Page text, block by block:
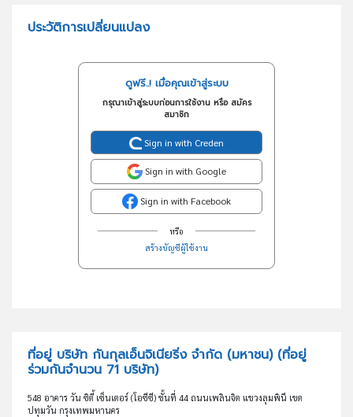
ประวัติการเปลี่ยนแปลง
ดูฟรี..! เมื่อคุณเข้าสู่ระบบ
กรุณาเข้าสู่ระบบก่อนการใช้งาน หรือ สมัคร
สมาชิก
Sign in with Creden
Sign in with Google
Sign in with Facebook
หรือ
สร้างบัญชีผู้ใช้งาน
ที่อยู่ บริษัท กันกุลเอ็นจิเนียริ่ง จำกัด (มหาชน) (ที่อยู่
ร่วมกันจำนวน 71 บริษัท)
548 อาคาร วัน ซิตี้ เซ็นเตอร์ (โอซีซี) ชั้นที่ 44 ถนนเพลินจิต แขวงลุมพินี เขต
ปทุมวัน กรุงเทพมหานคร